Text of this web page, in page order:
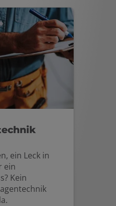
ein Leck in
ein
Kein